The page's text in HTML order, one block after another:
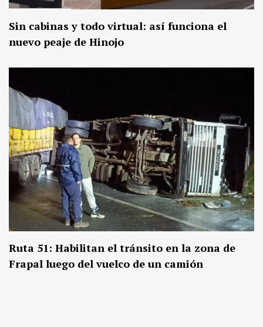
Sin cabinas y todo virtual: así funciona el
nuevo peaje de Hinojo
Ruta 51: Habilitan el tránsito en la zona de
Frapal luego del vuelco de un camión